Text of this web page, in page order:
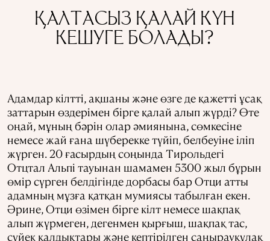
ҚАЛТАСЫЗ ҚАЛАЙ КҮН
КЕШУГЕ БОЛАДЫ?
Адамдар кілтті, ақшаны және өзге де қажетті ұсақ
заттарын өздерімен бірге қалай алып жүрді? Өте
оңай, мұның бәрін олар әмиянына, сөмкесіне
немесе жай ғана шүберекке түйіп, белбеуіне іліп
жүрген. 20 ғасырдың соңында Тирольдегі
Отцтал Альпі тауынан шамамен 5300 жыл бұрын
өмір сүрген белдігінде дорбасы бар Отци атты
адамның мұзға қатқан мумиясы табылған екен.
Әрине, Отци өзімен бірге кілт немесе шақпақ
алып жүрмеген, дегенмен қырғыш, шақпақ тас,
сүйек қалдықтары және кептірілген саңырауқұлақ